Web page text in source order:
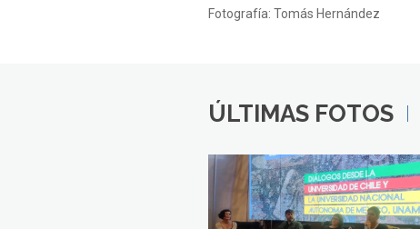
Fotografía:Tomás Hernández
ÚLTIMAS FOTOS